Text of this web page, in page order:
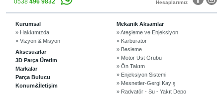
müşterilerimize çözüm sunuyoruz.
0538 496 9832
Hesaplarımız
Kurumsal
» Hakkımızda
» Vizyon & Misyon
Aksesuarlar
3D Parça Üretim
Markalar
Parça Bulucu
Konum&İletişim
Mekanik Aksamlar
» Ateşleme ve Enjeksiyon
» Karburatör
» Besleme
» Motor Üst Grubu
» Ön Takım
» Enjeksiyon Sistemi
» Mesnetler-Gergi Kayış
» Radyatör - Su - Yakıt Depo